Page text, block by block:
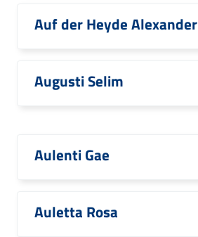
Auf der Heyde Alexander
Augusti Selim
Aulenti Gae
Auletta Rosa